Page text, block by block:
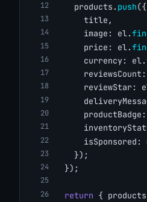
    products.
push({
      title,
      image: el.
      price: el.
      currency: el.
reviewsCount:
reviewStar:
productBadge:
isSponsored:
    });
  });
return {